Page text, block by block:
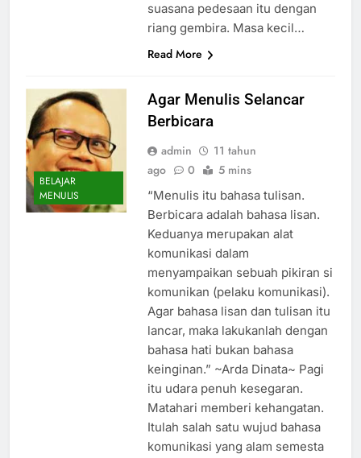
suasana pedesaan itu dengan
riang gembira. Masa kecil…
Read More
BELAJAR
MENULIS
Agar Menulis Selancar
Berbicara
admin
11 tahun
ago
0 5 mins
“Menulis itu bahasa tulisan.
Berbicara adalah bahasa lisan.
Keduanya merupakan alat
komunikasi dalam
menyampaikan sebuah pikiran si
komunikan (pelaku komunikasi).
Agar bahasa lisan dan tulisan itu
lancar, maka lakukanlah dengan
bahasa hati bukan bahasa
keinginan.” ~Arda Dinata~ Pagi
itu udara penuh kesegaran.
Matahari memberi kehangatan.
Itulah salah satu wujud bahasa
komunikasi yang alam semesta